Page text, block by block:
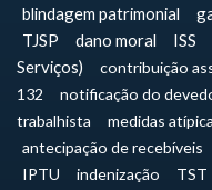
blindagem patrimonial
TJSP
dano moral ISS
Serviços)
contribuição
132
notificação do
trabalhista
medidas
antecipação de recebíveis
IPTU
indenização TST